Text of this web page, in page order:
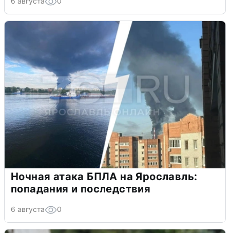
Ночная атака БПЛА на Ярославль:
попадания и последствия
6 августа 0